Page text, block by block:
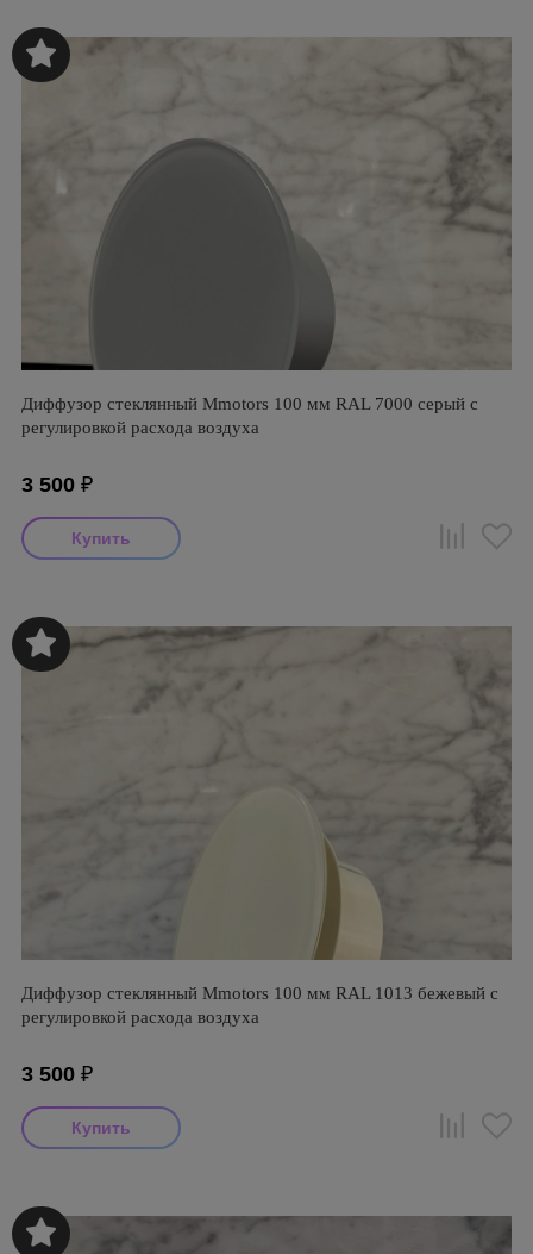
Диффузор стеклянный Mmotors 100 мм RAL 7000 серый с
регулировкой расхода воздуха
3 500 ₽
Диффузор стеклянный Mmotors 100 мм RAL 1013 бежевый с
регулировкой расхода воздуха
3 500 ₽